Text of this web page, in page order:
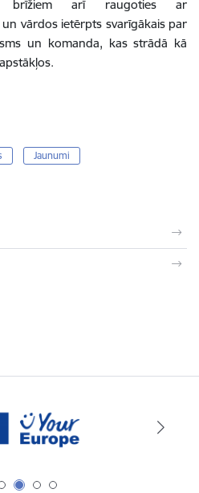
brīžiem arī raugoties ar
vārdos ietērpts svarīgākais par
un komanda, kas strādā kā
Jaunumi